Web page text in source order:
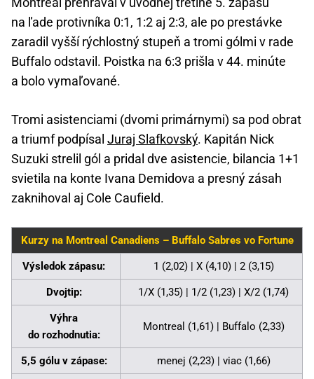
na ľade protivníka 0:1, 1:2 aj 2:3, ale po prestávke
zaradil vyšší rýchlostný stupeň a tromi gólmi v rade
Buffalo odstavil. Poistka na 6:3 prišla v 44. minúte
a bolo vymaľované.
Tromi asistenciami (dvomi primárnymi) sa pod obrat
a triumf podpísal Juraj Slafkovský. Kapitán Nick
Suzuki strelil gól a pridal dve asistencie, bilancia 1+1
svietila na konte Ivana Demidova a presný zásah
zaknihoval aj Cole Caufield.
Kurzy na Montreal Canadiens – Buffalo Sabres vo Fortune
Výsledok zápasu: 1 (2,02) | X (4,10) | 2 (3,15)
Dvojtip: 1/X (1,35) | 1/2 (1,23) | X/2 (1,74)
Výhra
do rozhodnutia:
Montreal (1,61) | Buffalo (2,33)
5,5 gólu v zápase: menej (2,23) | viac (1,66)